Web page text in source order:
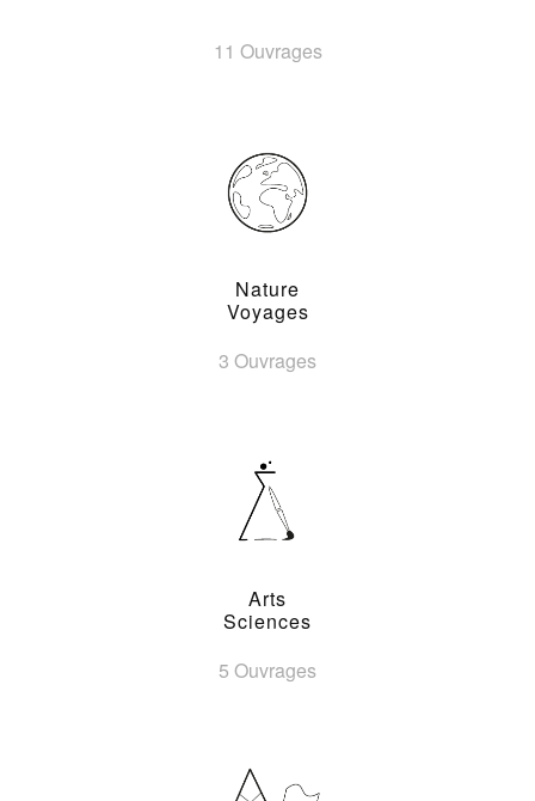
11 Ouvrages
Nature
Voyages
3 Ouvrages
Arts
Sciences
5 Ouvrages